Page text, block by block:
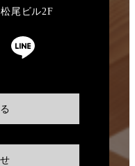
尾ビル2F